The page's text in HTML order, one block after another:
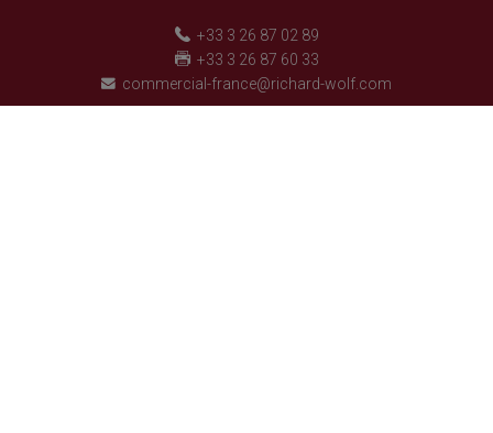
+33 3 26 87 02 89
+33 3 26 87 60 33
commercial-france@richard-wolf.com